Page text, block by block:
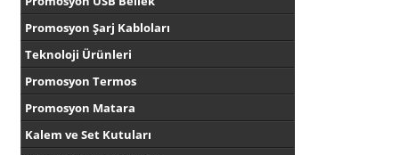
Promosyon Şarj Kabloları
Teknoloji Ürünleri
Promosyon Termos
Promosyon Matara
Kalem ve Set Kutuları